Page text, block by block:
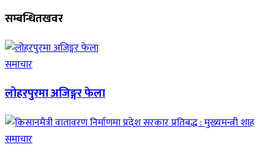
सम्बन्धितखवर
समाचार
लोहरपुरमा अजिङ्गर फेला
समाचार